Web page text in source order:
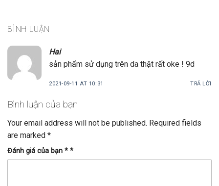
BÌNH LUẬN
Hai
sản phẩm sử dụng trên da thật rất oke ! 9d
2021-09-11 AT 10:31 TRẢ LỜI
Bình luận của bạn
Your email address will not be published. Required fields
are marked *
Đánh giá của bạn * *